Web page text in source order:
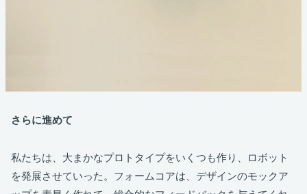
さらに進めて
私たちは、大まかなプロトタイプをいくつも作り、ロボット
を発展させていった。フォームコアは、デザインのモックア